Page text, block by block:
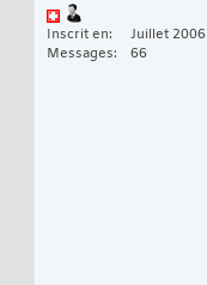
Inscrit en
Juillet 2006
Messages
66